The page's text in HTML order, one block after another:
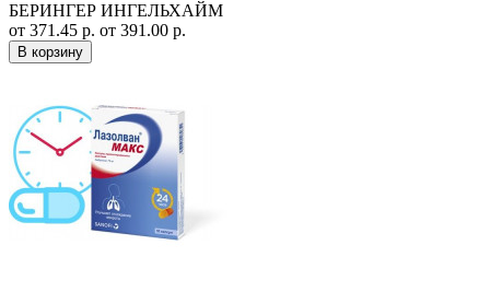
БЕРИНГЕР ИНГЕЛЬХАЙМ
от 371.45 р. от 391.00 р.
В корзину